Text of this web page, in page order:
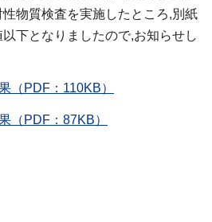
物質検査を実施したところ,別紙
下となりましたので,お知らせし
（PDF：110KB）
（PDF：87KB）